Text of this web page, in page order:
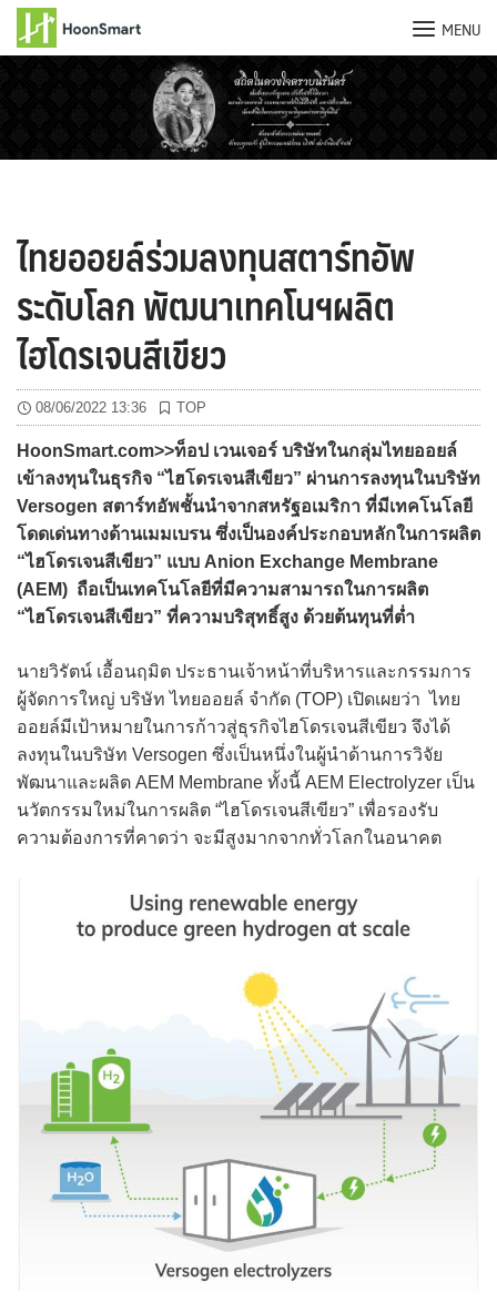
MENU
ไทยออยล์ร่วมลงทุนสตาร์ทอัพ
ระดับโลก พัฒนาเทคโนฯผลิต
ไฮโดรเจนสีเขียว
08/06/2022 13:36 TOP
HoonSmart.com>>ท็อป เวนเจอร์ บริษัทในกลุ่มไทยออยล์
เข้าลงทุนในธุรกิจ “ไฮโดรเจนสีเขียว” ผ่านการลงทุนในบริษัท
Versogen สตาร์ทอัพชั้นนำจากสหรัฐอเมริกา ที่มีเทคโนโลยี
โดดเด่นทางด้านเมมเบรน ซึ่งเป็นองค์ประกอบหลักในการผลิต
“ไฮโดรเจนสีเขียว” แบบ Anion Exchange Membrane
(AEM) ถือเป็นเทคโนโลยีที่มีความสามารถในการผลิต
“ไฮโดรเจนสีเขียว” ที่ความบริสุทธิ์สูง ด้วยต้นทุนที่ต่ำ
นายวิรัตน์ เอื้อนฤมิต ประธานเจ้าหน้าที่บริหารและกรรมการ
ผู้จัดการใหญ่ บริษัท ไทยออยล์ จำกัด (TOP) เปิดเผยว่า ไทย
ออยล์มีเป้าหมายในการก้าวสู่ธุรกิจไฮโดรเจนสีเขียว จึงได้
ลงทุนในบริษัท Versogen ซึ่งเป็นหนึ่งในผู้นำด้านการวิจัย
พัฒนาและผลิต AEM Membrane ทั้งนี้ AEM Electrolyzer เป็น
นวัตกรรมใหม่ในการผลิต “ไฮโดรเจนสีเขียว” เพื่อรองรับ
ความต้องการที่คาดว่า จะมีสูงมากจากทั่วโลกในอนาคต